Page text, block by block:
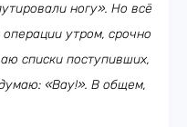
ногу». Но всё
утром, срочно
списки поступивших,
«Вау!». В общем,